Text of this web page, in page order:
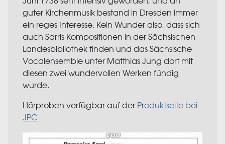
guter Kirchenmusik bestand in Dresden immer
ein reges Interesse. Kein Wunder also, dass sich
auch Sarris Kompositionen in der Sächsischen
Landesbibliothek finden und das Sächsische
Vocalensemble unter Matthias Jung dort mit
diesen zwei wundervollen Werken fündig
wurde.
Hörproben verfügbar auf der Produktseite bei
JPC